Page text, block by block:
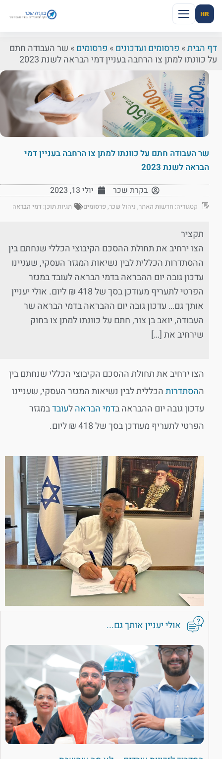
HR
דף הבית»פרסומים ועדכונים»פרסומים»שר העבודה חתם
על כוונתו למתן צו הרחבה בעניין דמי הבראה לשנת 2023
שר העבודה חתם על כוונתו למתן צו הרחבה בעניין דמי
הבראה לשנת 2023
בקרת שכר יולי 13, 2023
קטגוריה:חדשות האתר,ניהול שכר,פרסומים תגיות תוכן: דמי הבראה
תקציר
הצו ירחיב את תחולת ההסכם הקיבוצי הכללי שנחתם בין
ההסתדרות הכללית לבין נשיאות המגזר העסקי, שעניינו
עדכון גובה יום ההבראה בדמי הבראה לעובד במגזר
הפרטי לתעריף מעודכן בסך של 418 ₪ ליום. אולי יעניין
אותך גם… עדכון גובה יום ההבראה בדמי הבראה שר
העבודה, יואב בן צור, חתם על כוונתו למתן צו בחוק
שירחיב את […]
הצו ירחיב את תחולת ההסכם הקיבוצי הכללי שנחתם בין
ההסתדרותהכללית לבין נשיאות המגזר העסקי, שעניינו
עדכון גובה יום ההבראה בדמי הבראהלעובדבמגזר
הפרטי לתעריף מעודכן בסך של 418 ₪ ליום.
אולי יעניין אותך גם...